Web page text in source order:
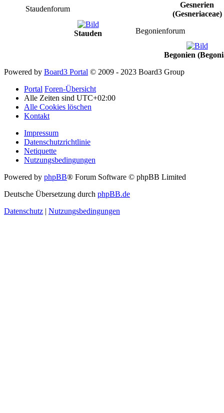
Staudenforum
Stauden
Gesnerien
(Gesneriaceae)
Begonienforum
Begonien
Powered by Board3 Portal © 2009 - 2023 Board3 Group
Portal Foren-Übersicht
Alle Zeiten sind UTC+02:00
Alle Cookies löschen
Kontakt
Impressum
Datenschutzrichtlinie
Netiquette
Nutzungsbedingungen
Powered by phpBB® Forum Software © phpBB Limited
Deutsche Übersetzung durch phpBB.de
Datenschutz | Nutzungsbedingungen